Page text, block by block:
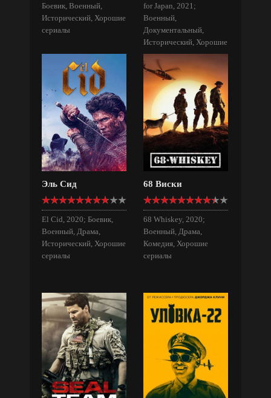
Боевик, Военный,
Исторический, Хорошие
сериалы
for Japan, 2021;
Военный,
Документальный,
Исторический, Хорошие
сериалы
Эль Сид
El Cid, 2020; Боевик,
Военный, Драма,
Исторический, Хорошие
сериалы
68 Виски
68 Whiskey, 2020;
Военный, Драма,
Комедия, Хорошие
сериалы